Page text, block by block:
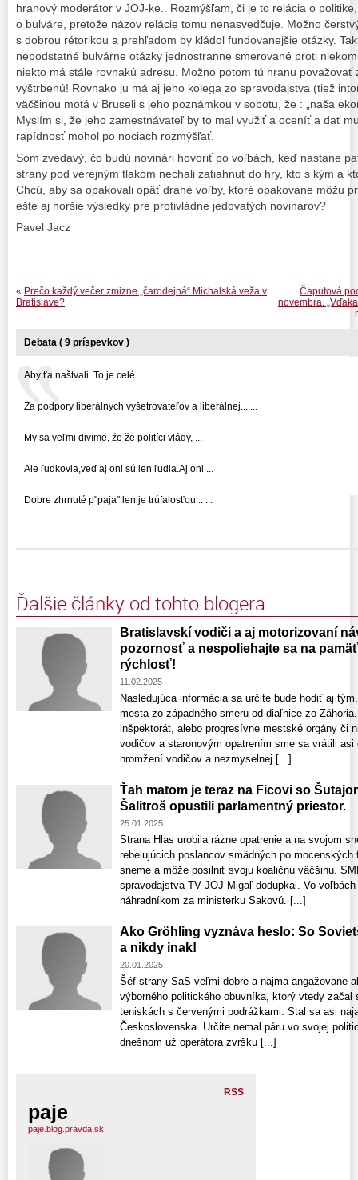
hranový moderátor v JOJ-ke.. Rozmýšľam, či je to relácia o
o bulváre, pretože názov relácie tomu nenasvedčuje. Možno
s dobrou rétorikou a prehľadom by kládol fundovanejšie otázky.
nepodstatné bulvárne otázky jednostranne smerované proti
niekto má stále rovnakú adresu. Možno potom tú hranu považovať
vyštrbenú! Rovnako ju má aj jeho kolega zo spravodajstva (tiež
väčšinou motá v Bruseli s jeho poznámkou v sobotu, že : „naša
Myslím si, že jeho zamestnávateľ by to mal využiť a oceníť a dať
rapídnosť mohol po nociach rozmýšľať.
Som zvedavý, čo budú novinári hovoriť po voľbách, keď nastane
strany pod verejným tlakom nechali zatiahnuť do hry, kto s kým a
Chcú, aby sa opakovali opäť drahé voľby, ktoré opakovane môžu
ešte aj horšie výsledky pre protivládne jedovatých novinárov?
Pavel Jacz
Čaputová
novembra.
« Prečo každý večer zmizne „čarodejná“ Michalská veža v
Bratislave?
Debata ( 9 príspevkov )
Aby ťa naštvali. To je celé. ...
Za podpory liberálnych vyšetrovateľov a liberálnej... ...
My sa veľmi divíme, že že politíci vlády, ...
Ale ľudkovia,veď aj oni sú len ľudia.Aj oni ...
Dobre zhrnuté p"paja" len je trúfalosťou... ...
Ďalšie články od tohto blogera
Bratislavskí vodiči a aj motorizovaní
pozornosť a nespoliehajte sa na
rýchlosť!
11.02.2025
Nasledujúca informácia sa určite bude hodiť aj
mesta zo západného smeru od diaľnice zo
inšpektorát, alebo progresívne mestské orgány či
vodičov a staronovým opatrením sme sa vrátili
hromžení vodičov a nezmyselnej [...]
Ťah matom je teraz na Ficovi so
Šalitroš opustili parlamentný priestor.
25.01.2025
Strana Hlas urobila rázne opatrenie a na svojom
rebelujúcich poslancov smädných po
sneme a môže posilniť svoju koaličnú väčšinu.
spravodajstva TV JOJ Migaľ dodupkal. Vo
náhradníkom za ministerku Sakovú. [...]
Ako Gröhling vyznáva heslo: So
a nikdy inak!
20.01.2025
Šéf strany SaS veľmi dobre a najmä angažovane
výborného politického obuvníka, ktorý vtedy začal
teniskách s červenými podrážkami. Stal sa asi
Československa. Určite nemal páru vo svojej
dnešnom už operátora zvršku [...]
RSS
paje
paje.blog.pravda.sk